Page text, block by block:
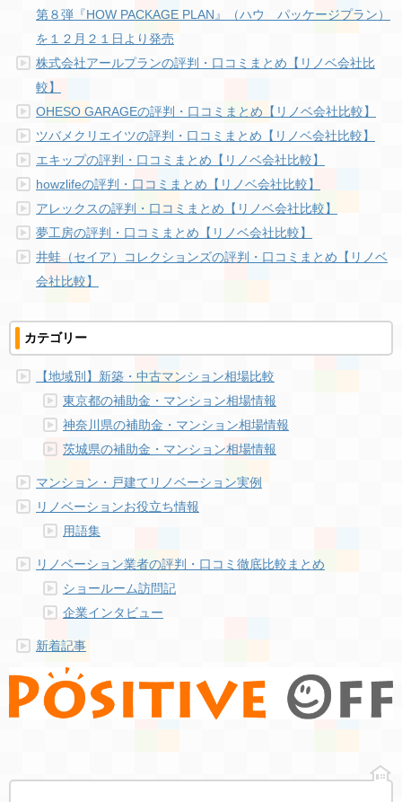
第８弾『HOW PACKAGE PLAN』（ハウ パッケージプラン）
を１２月２１日より発売
株式会社アールプランの評判・口コミまとめ【リノベ会社比
較】
OHESO GARAGEの評判・口コミまとめ【リノベ会社比較】
ツバメクリエイツの評判・口コミまとめ【リノベ会社比較】
エキップの評判・口コミまとめ【リノベ会社比較】
howzlifeの評判・口コミまとめ【リノベ会社比較】
アレックスの評判・口コミまとめ【リノベ会社比較】
夢工房の評判・口コミまとめ【リノベ会社比較】
井蛙（セイア）コレクションズの評判・口コミまとめ【リノベ
会社比較】
カテゴリー
【地域別】新築・中古マンション相場比較
東京都の補助金・マンション相場情報
神奈川県の補助金・マンション相場情報
茨城県の補助金・マンション相場情報
マンション・戸建てリノベーション実例
リノベーションお役立ち情報
用語集
リノベーション業者の評判・口コミ徹底比較まとめ
ショールーム訪問記
企業インタビュー
新着記事